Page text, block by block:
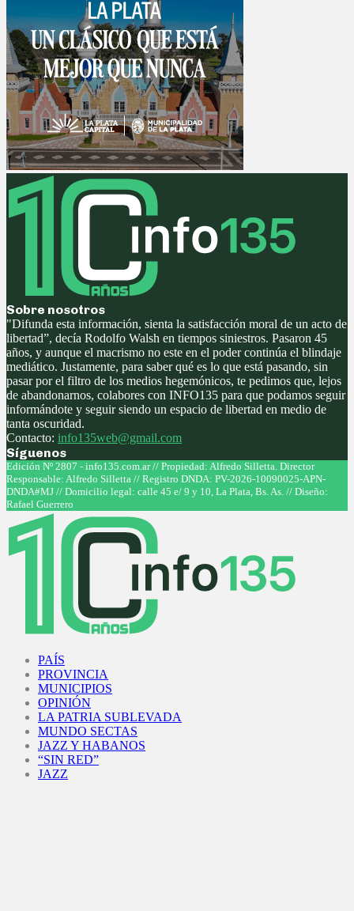
Sobre nosotros
"Difunda esta información, sienta la satisfacción moral de un acto de
libertad”, decía Rodolfo Walsh en tiempos siniestros. Pasaron 45
años, y aunque el macrismo no este en el poder continúa el blindaje
mediático. Justamente, para saber qué es lo que está pasando, sin
pasar por el filtro de los medios hegemónicos, te pedimos que, lejos
de abandonarnos, colabores con INFO135 para que podamos seguir
informándote y seguir siendo un espacio de libertad en medio de
tanta oscuridad.
Contacto: info135web@gmail.com
Síguenos
Facebook
Twitter
Instagram
Youtube
Edición Nº 2807 - info135.com.ar // Propiedad: Alfredo Silletta. Director
Responsable: Alfredo Silletta // Registro DNDA: PV-2026-10090025-APN-
DNDA#MJ // Domicilio legal: calle 45 e/ 9 y 10, La Plata, Bs. As. // Diseño:
Rafael Guerrero
PAÍS
PROVINCIA
MUNICIPIOS
OPINIÓN
LA PATRIA SUBLEVADA
MUNDO SECTAS
JAZZ Y HABANOS
“SIN RED”
JAZZ